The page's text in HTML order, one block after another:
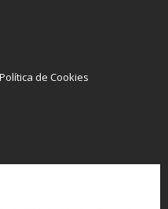
Política de Cookies